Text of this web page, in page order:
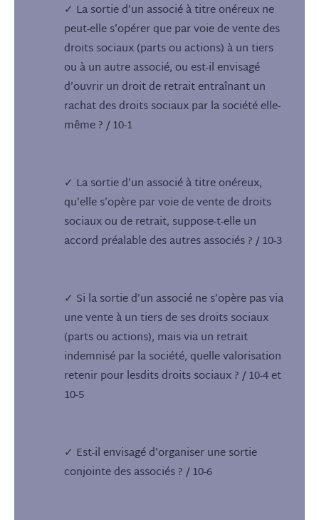
✓ La sortie d’un associé à titre onéreux ne
peut-elle s’opérer que par voie de vente des
droits sociaux (parts ou actions) à un tiers
ou à un autre associé, ou est-il envisagé
d’ouvrir un droit de retrait entraînant un
rachat des droits sociaux par la société elle-
même ? / 10-1
✓ La sortie d’un associé à titre onéreux,
qu’elle s’opère par voie de vente de droits
sociaux ou de retrait, suppose-t-elle un
accord préalable des autres associés ? / 10-3
✓ Si la sortie d’un associé ne s’opère pas via
une vente à un tiers de ses droits sociaux
(parts ou actions), mais via un retrait
indemnisé par la société, quelle valorisation
retenir pour lesdits droits sociaux ? / 10-4 et
10-5
✓ Est-il envisagé d’organiser une sortie
conjointe des associés ? / 10-6